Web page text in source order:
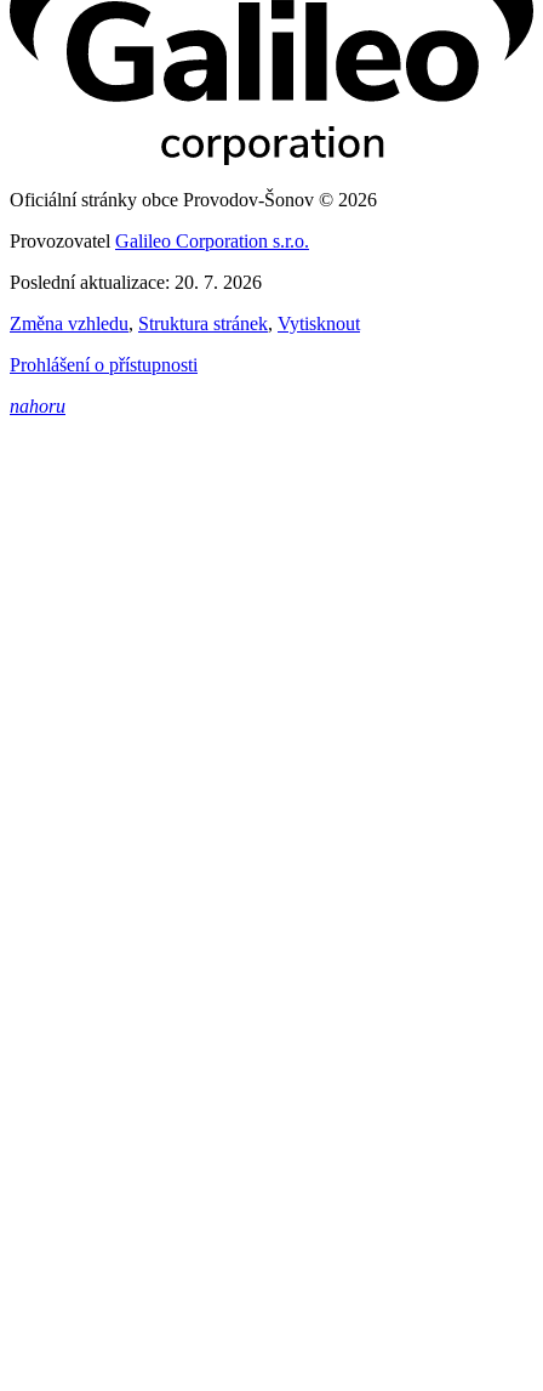
Oficiální stránky obce Provodov-Šonov © 2026
Provozovatel Galileo Corporation s.r.o.
Poslední aktualizace: 20. 7. 2026
Změna vzhledu, Struktura stránek, Vytisknout
Prohlášení o přístupnosti
nahoru